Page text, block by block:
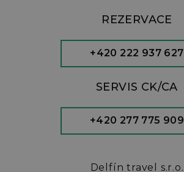
REZERVACE
+420 222 937 627
SERVIS CK/CA
+420 277 775 909
Delfín travel s.r.o.